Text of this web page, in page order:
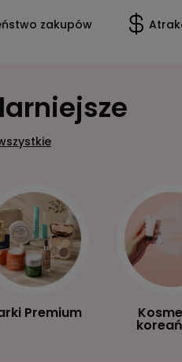
zakupów
Premium